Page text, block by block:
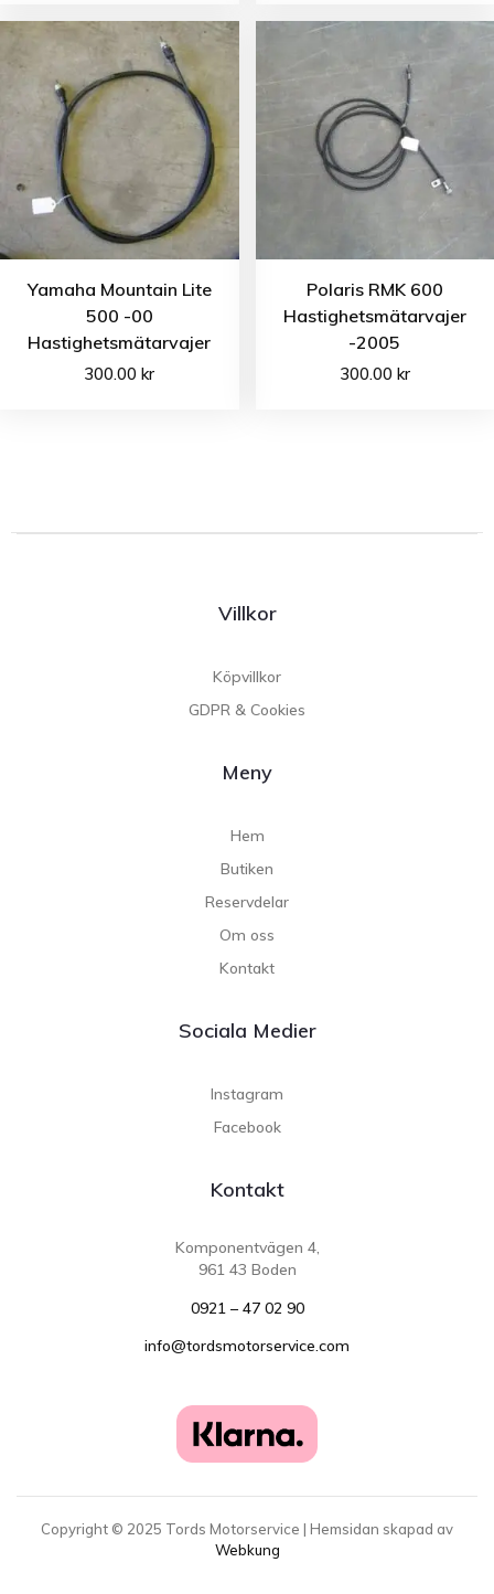
Yamaha Mountain Lite
500 -00
Hastighetsmätarvajer
300.00kr
Polaris RMK 600
Hastighetsmätarvajer
-2005
300.00 kr
Villkor
Köpvillkor
GDPR & Cookies
Meny
Hem
Butiken
Reservdelar
Om oss
Kontakt
Sociala Medier
Instagram
Facebook
Kontakt
Komponentvägen 4,
961 43 Boden
0921 – 47 02 90
info@tordsmotorservice.com
Copyright © 2025 Tords Motorservice | Hemsidan skapad av
Webkung